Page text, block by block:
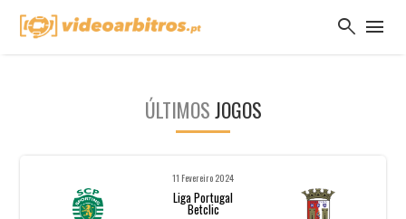
search menu
ÚLTIMOSJOGOS
11 Fevereiro 2024
Liga Portugal
Betclic